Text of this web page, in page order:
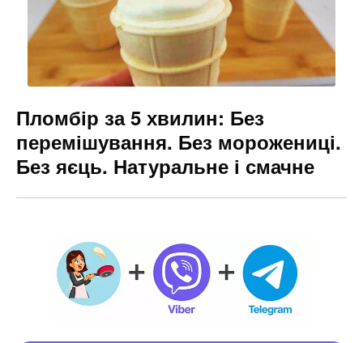
Пломбір за 5 хвилин: Без
перемішування. Без морожениці.
Без яєць. Натуральне і смачне